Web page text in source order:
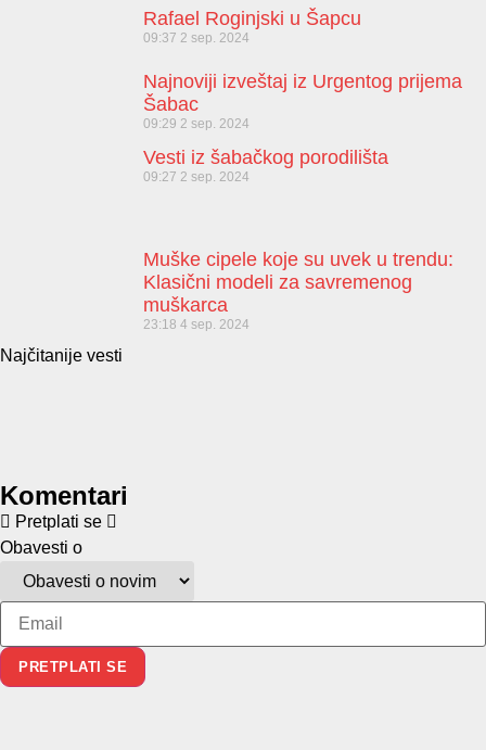
Rafael Roginjski u Šapcu
09:37 2 sep. 2024
Najnoviji izveštaj iz Urgentog prijema
Šabac
09:29 2 sep. 2024
Vesti iz šabačkog porodilišta
09:27 2 sep. 2024
Muške cipele koje su uvek u trendu:
Klasični modeli za savremenog
muškarca
23:18 4 sep. 2024
Najčitanije vesti
Komentari
Pretplati se
Obavesti o